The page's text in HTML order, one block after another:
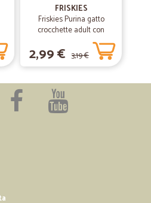
muoviti.........
per caso
Prezzi interessanti e consegna
qui il mio supermercato non ha
FRISKIES
Friskies Purina gatto
crocchette adult con
coniglio, pollo e verdure
scatola gr.400
2,99 € 3,19 €